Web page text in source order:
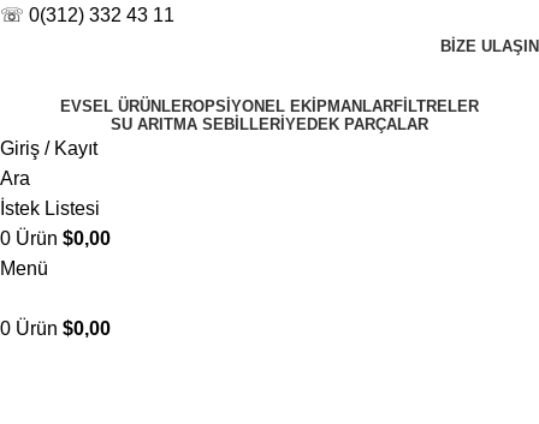
☏ 0(312) 332 43 11
BIZE ULAŞIN
EVSEL ÜRÜNLEROPSIYONEL EKIPMANLARFILTRELER
SU ARITMA SEBILLERI YEDEK PARÇALAR
Giriş / Kayıt
Ara
İstek Listesi
0 Ürün $0,00
Menü
0 Ürün $0,00